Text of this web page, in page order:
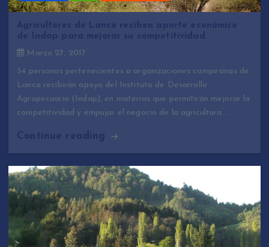
Agricultores de Lanco reciben aporte económico
de Indap para mejorar su competitividad
Marzo 27, 2017
34 personas pertenecientes a organizaciones campesinas de
Lanco recibirán apoyo del Instituto de Desarrollo
Agropecuario (Indap), en materias que permitirán mejorar la
competitividad y empujar el negocio de la agricultura…
Continue reading